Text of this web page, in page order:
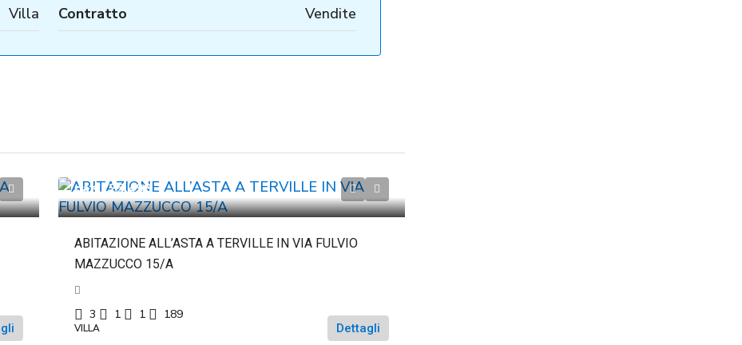
Villa Contratto Vendite
da€125.498
ABITAZIONE ALL’ASTA A TERVILLE IN VIA FULVIO
MAZZUCCO 15/A
3 1 1 189
VILLA Dettagli